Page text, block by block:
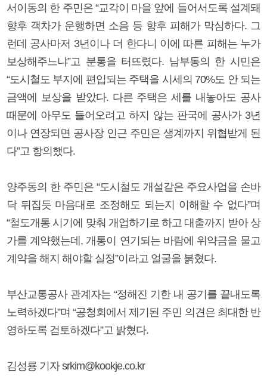
서이동의 한 주민은 “교각이 마을 앞에 들어서도록 설계돼
향후 객차가 운행하면 소음 등 향후 피해가 막심하다. 그
런데 공사마저 3년이나 더 한다니 이에 따른 피해는 누가
보상해주느냐”고 분통을 터뜨렸다. 남부동의 한 시민은
“도시철도 부지에 편입되는 주택을 시세의 70%도 안 되는
금액에 보상을 받았다. 다른 주택은 세를 내놓아도 공사
때문에 아무도 들어오려고 하지 않는 판국에 공사가 3년
이나 연장되면 공사장 인근 주민은 생계까지 위협받게 된
다”고 항의했다.
양주동의 한 주민은 “도시철도 개설같은 주요사업을 손바
닥 뒤집듯 마음대로 조정해도 되는지 이해할 수 없다”며
“철도개통 시기에 맞춰 개업하기로 하고 대출까지 받아 상
가를 계약했는데, 개통이 연기되는 바람에 위약금을 물고
계약을 해지 해야할 실정”이라고 얼굴을 붉혔다.
부산교통공사 관계자는 “정해진 기한 내 공기를 끝내도록
노력하겠다”며 “공청회에서 제기된 주민 의견은 최대한 반
영하도록 검토하겠다”고 밝혔다.
김성룡 기자 srkim@kookje.co.kr